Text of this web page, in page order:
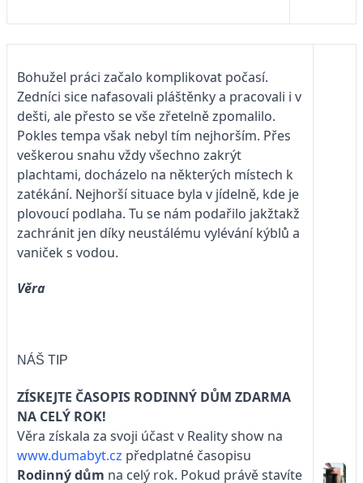
Bohužel práci začalo komplikovat počasí.
Zedníci sice nafasovali pláštěnky a pracovali i v
dešti, ale přesto se vše zřetelně zpomalilo.
Pokles tempa však nebyl tím nejhorším. Přes
veškerou snahu vždy všechno zakrýt
plachtami, docházelo na některých místech k
zatékání. Nejhorší situace byla v jídelně, kde je
plovoucí podlaha. Tu se nám podařilo jakžtakž
zachránit jen díky neustálému vylévání kýblů a
vaniček s vodou.
Věra
NÁŠ TIP
ZÍSKEJTE ČASOPIS RODINNÝ DŮM ZDARMA
NA CELÝ ROK!
Věra získala za svoji účast v Reality show na
www.dumabyt.cz předplatné časopisu
Rodinný dům na celý rok. Pokud právě stavíte